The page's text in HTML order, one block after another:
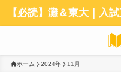
【必読】灘＆東大｜入
ホーム 2024年 11月